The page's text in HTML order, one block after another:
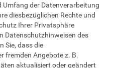
Umfang der Datenverarbeitung
diesbezüglichen Rechte und
Ihrer Privatsphäre
Datenschutzhinweisen des
Sie, dass die
fremden Angebote z. B.
aktualisiert oder geändert